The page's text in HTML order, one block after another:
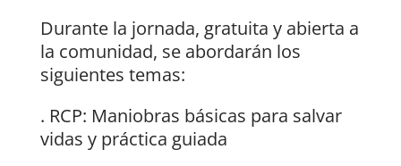
Durante la jornada, gratuita y abierta a
la comunidad, se abordarán los
siguientes temas:
. RCP: Maniobras básicas para salvar
vidas y práctica guiada